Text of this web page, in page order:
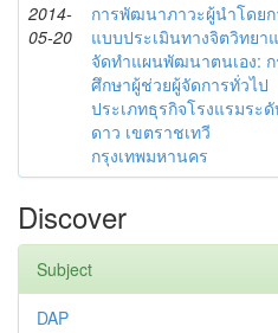
2014-
05-20
การพัฒนาภาวะผู้นำโดย
แบบประเมินทางจิตวิทยา
จัดทำแผนพัฒนาตนเอง:
ศึกษาผู้ช่วยผู้จัดการทั่วไป
ประเภทธุรกิจโรงแรมระ
ดาว เขตราชเทวี
กรุงเทพมหานคร
Discover
Subject
DAP